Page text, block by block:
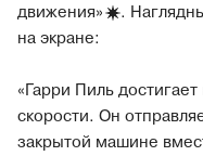
движения»
.
на экране:
«Гарри Пиль
скорости. Он
закрытой машине